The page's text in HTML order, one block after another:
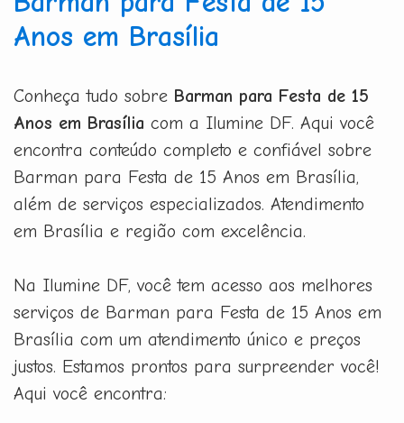
Anos em Brasília
Conheça tudo sobre Barman para Festa de 15
Anos em Brasília com a Ilumine DF. Aqui você
encontra conteúdo completo e confiável sobre
Barman para Festa de 15 Anos em Brasília,
além de serviços especializados. Atendimento
em Brasília e região com excelência.
Na Ilumine DF, você tem acesso aos melhores
serviços de Barman para Festa de 15 Anos em
Brasília com um atendimento único e preços
justos. Estamos prontos para surpreender você!
Aqui você encontra: